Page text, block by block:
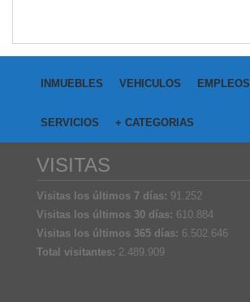
INMUEBLES VEHICULOS EMPLEOS
SERVICIOS + CATEGORIAS
VISITAS
Visitas los últimos 7 días: 91.252
Visitas los últimos 30 días: 610.884
Visitas los últimos 365 días: 6.502.646
Total visitantes: 2.489.909